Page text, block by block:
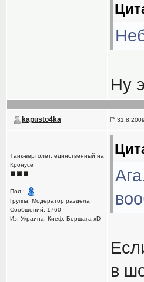
Ну
kapusto4ka
Танк-вертолет, единственный на
Кронусе
Пол :
Группа: Модератор раздела
Сообщений: 1760
Из: Украина, Киеф, Борщага xD
в